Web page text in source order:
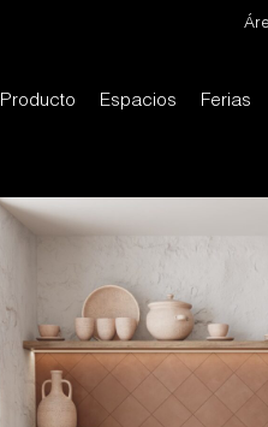
Producto Espacios Ferias